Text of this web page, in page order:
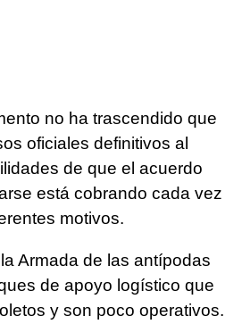
no ha trascendido que
oficiales definitivos al
de que el acuerdo
está cobrando cada vez
motivos.
Armada de las antípodas
de apoyo logístico que
y son poco operativos.